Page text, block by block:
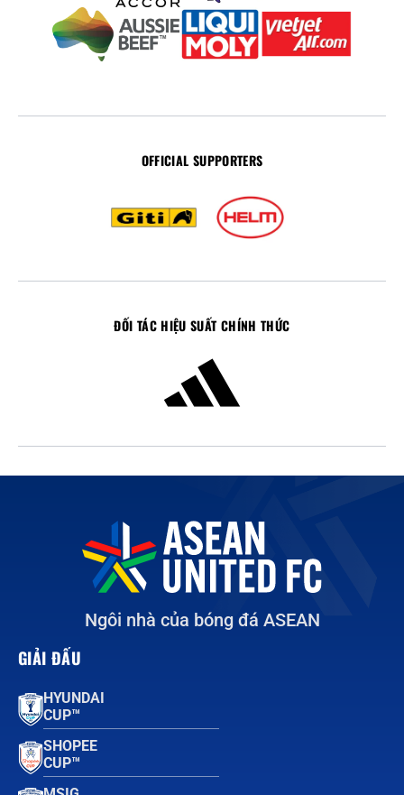
OFFICIAL SUPPORTERS
ĐỐI TÁC HIỆU SUẤT CHÍNH THỨC
Ngôi nhà của bóng đá ASEAN
GIẢI ĐẤU
HYUNDAI
CUP™
SHOPEE
CUP™